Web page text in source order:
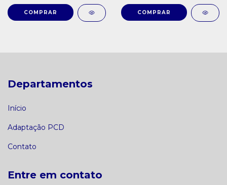
Departamentos
Início
Adaptação PCD
Contato
Entre em contato